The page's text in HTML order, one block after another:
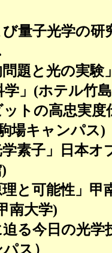
び量子光学の研
問題と光の実
」 (ホテル竹
ットの高忠実度
場キャンパス)
学素子」日本
)
理と可能性」
南大学)
迫る今日の光
ス）